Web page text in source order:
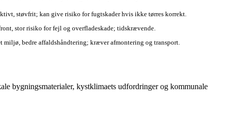
støvfrit; kan give risiko for fugtskader hvis ikke tørres korrekt.
stor risiko for fejl og overfladeskade; tidskrævende.
miljø, bedre affaldshåndtering; kræver afmontering og transport.
bygningsmaterialer, kystklimaets udfordringer og kommunale